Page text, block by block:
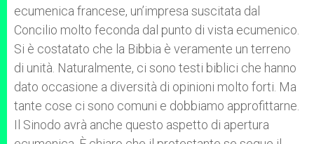
ecumenica francese, un’impresa suscitata dal
Concilio molto feconda dal punto di vista ecumenico.
Si è costatato che la Bibbia è veramente un terreno
di unità. Naturalmente, ci sono testi biblici che hanno
dato occasione a diversità di opinioni molto forti. Ma
tante cose ci sono comuni e dobbiamo approfittarne.
Il Sinodo avrà anche questo aspetto di apertura